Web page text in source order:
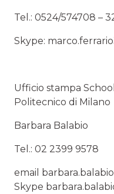
Tel.: 0524/574708 –
Skype:
Ufficio stampa
Politecnico di Milano
Barbara Balabio
Tel.: 02 2399 9578
email
Skype